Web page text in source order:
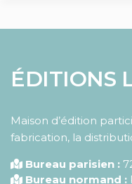
ÉDITIONS
Maison d’édition
fabrication, la
Bureau parisien :
Bureau normand :